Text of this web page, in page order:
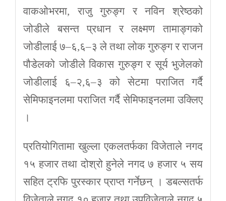
वाकओभरमा, राजु गुरुङ्ग र नविन श्रेष्ठको
जोडीले बसन्त प्रधान र लक्ष्मण तामाङ्गको
जोडीलाई ७–६,६–३ ले तथा लोक गुरुङ्ग र राजन
पौडेलको जोडीले विकास गुरुङ्ग र सूर्य भुजेलको
जोडीलाई ६–२,६–३ को सेटमा पराजित गर्दै
सेमिफाइनलमा पराजित गर्दै सेमिफाइनलमा उक्लिए
।
प्रतियोगितामा खुल्ला एकलतर्फका विजेताले नगद
१५ हजार तथा दोश्रो हुनेले नगद ७ हजार ५ सय
सहित ट्रफि पुरस्कार प्राप्त गर्नेछन् । डबल्सतर्फ